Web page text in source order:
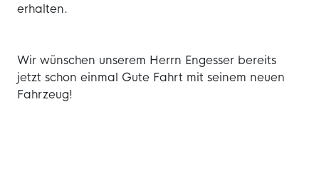
erhalten.
Wir wünschen unserem Herrn Engesser bereits
jetzt schon einmal Gute Fahrt mit seinem neuen
Fahrzeug!